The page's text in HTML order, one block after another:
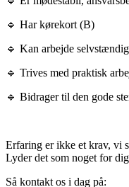
🔹 Har kørekort (B)
🔹 Kan arbejde
🔹 Trives med praktisk
🔹 Bidrager til den gode
Erfaring er ikke et krav, vi
Lyder det som noget for
Så kontakt os i dag på: